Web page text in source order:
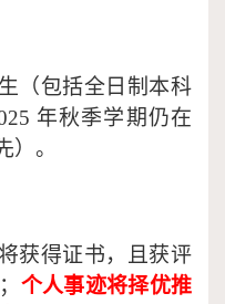
（包括全日制本科
年秋季学期仍在
。
获得证书，且获评
个人事迹将择优推